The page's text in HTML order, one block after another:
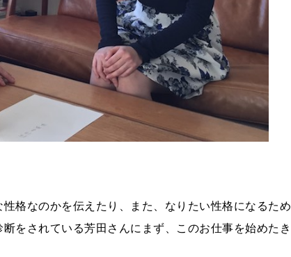
格なのかを伝えたり、また、なりたい性格になるため
をされている芳田さんにまず、このお仕事を始めたき